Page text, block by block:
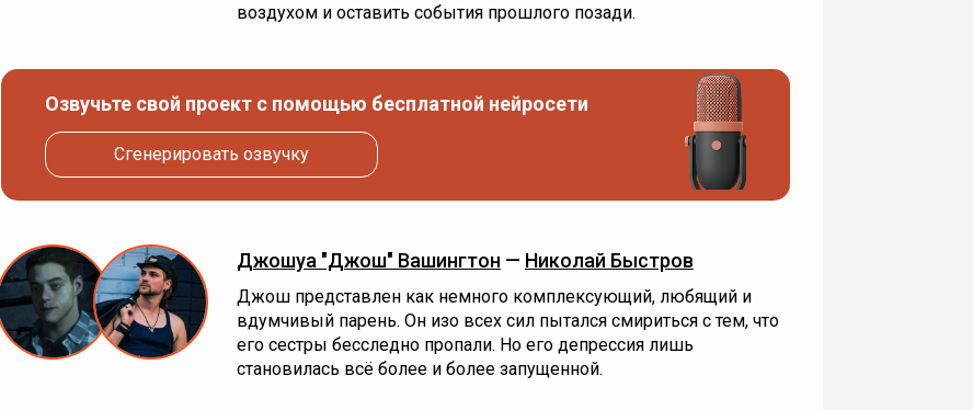
воздухом и оставить события прошлого позади.
Озвучьте свой проект с помощью бесплатной нейросети
Сгенерировать озвучку
Джошуа "Джош" Вашингтон — Николай Быстров
Джош представлен как немного комплексующий, любящий и
вдумчивый парень. Он изо всех сил пытался смириться с тем, что
его сестры бесследно пропали. Но его депрессия лишь
становилась всё более и более запущенной.